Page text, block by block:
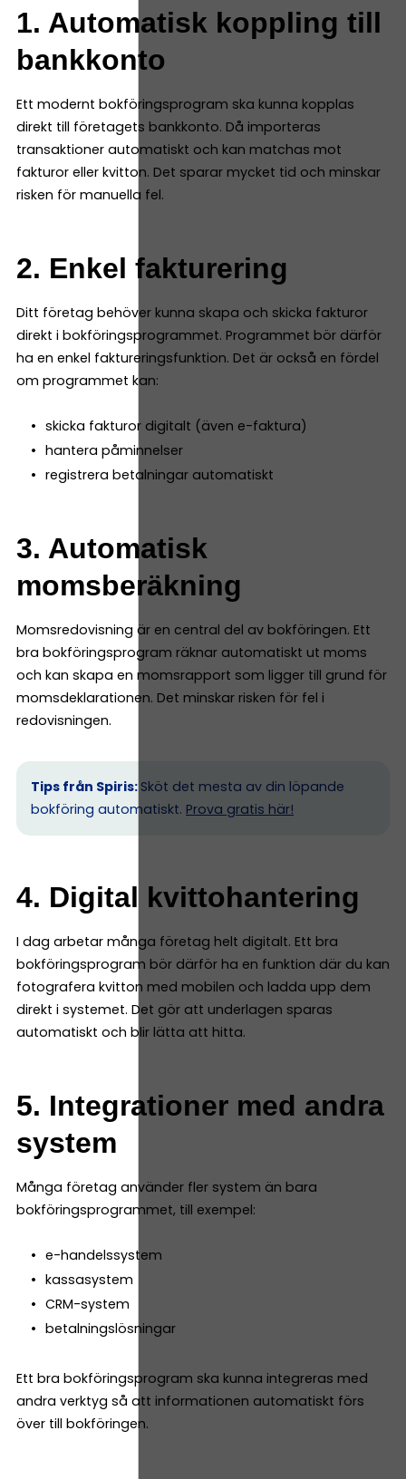
1. Automatisk koppling till
bankkonto
Ett modernt bokföringsprogram ska kunna kopplas
direkt till företagets bankkonto. Då importeras
transaktioner automatiskt och kan matchas mot
fakturor eller kvitton. Det sparar mycket tid och minskar
risken för manuella fel.
2. Enkel fakturering
Ditt företag behöver kunna skapa och skicka fakturor
direkt i bokföringsprogrammet. Programmet bör därför
ha en enkel faktureringsfunktion. Det är också en fördel
om programmet kan:
skicka fakturor digitalt (även e-faktura)
hantera påminnelser
registrera betalningar automatiskt
3. Automatisk
momsberäkning
Momsredovisning är en central del av bokföringen. Ett
bra bokföringsprogram räknar automatiskt ut moms
och kan skapa en momsrapport som ligger till grund för
momsdeklarationen. Det minskar risken för fel i
redovisningen.
Tips från Spiris: Sköt det mesta av din löpande
bokföring automatiskt. Prova gratis här!
4. Digital kvittohantering
I dag arbetar många företag helt digitalt. Ett bra
bokföringsprogram bör därför ha en funktion där du kan
fotografera kvitton med mobilen och ladda upp dem
direkt i systemet. Det gör att underlagen sparas
automatiskt och blir lätta att hitta.
5. Integrationer med andra
system
Många företag använder fler system än bara
bokföringsprogrammet, till exempel:
e-handelssystem
kassasystem
CRM-system
betalningslösningar
Ett bra bokföringsprogram ska kunna integreras med
andra verktyg så att informationen automatiskt förs
över till bokföringen.